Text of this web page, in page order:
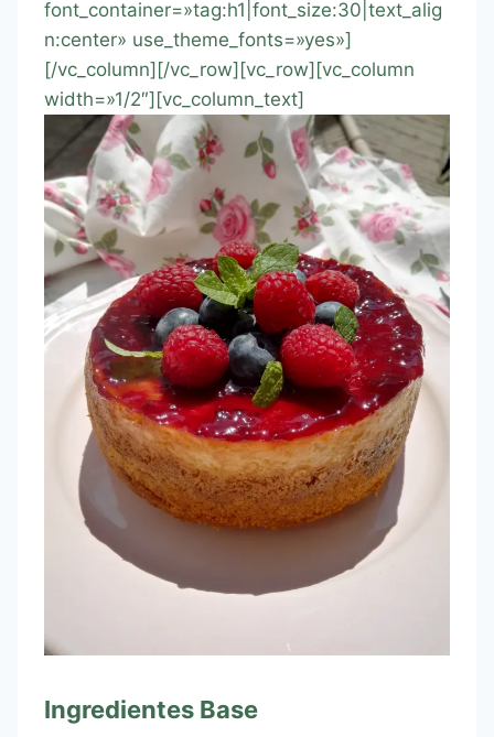
font_container=»tag:h1|font_size:30|text_alig
n:center» use_theme_fonts=»yes»]
[/vc_column][/vc_row][vc_row][vc_column
width=»1/2″][vc_column_text]
Ingredientes Base